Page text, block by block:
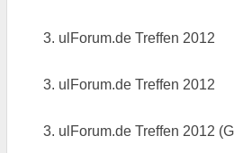
3. ulForum.de Treffen 2012
3. ulForum.de Treffen 2012
3. ulForum.de Treffen 2012